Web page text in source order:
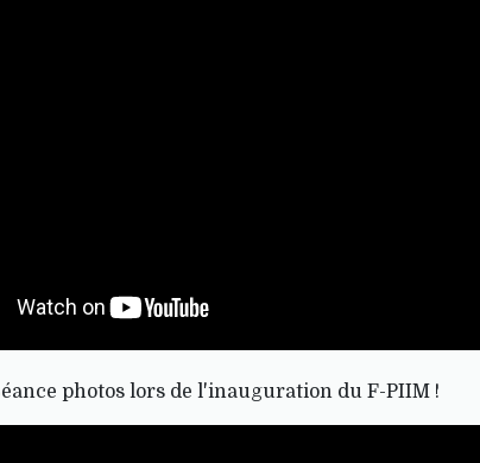
photos lors de l'inauguration du F-PIIM !